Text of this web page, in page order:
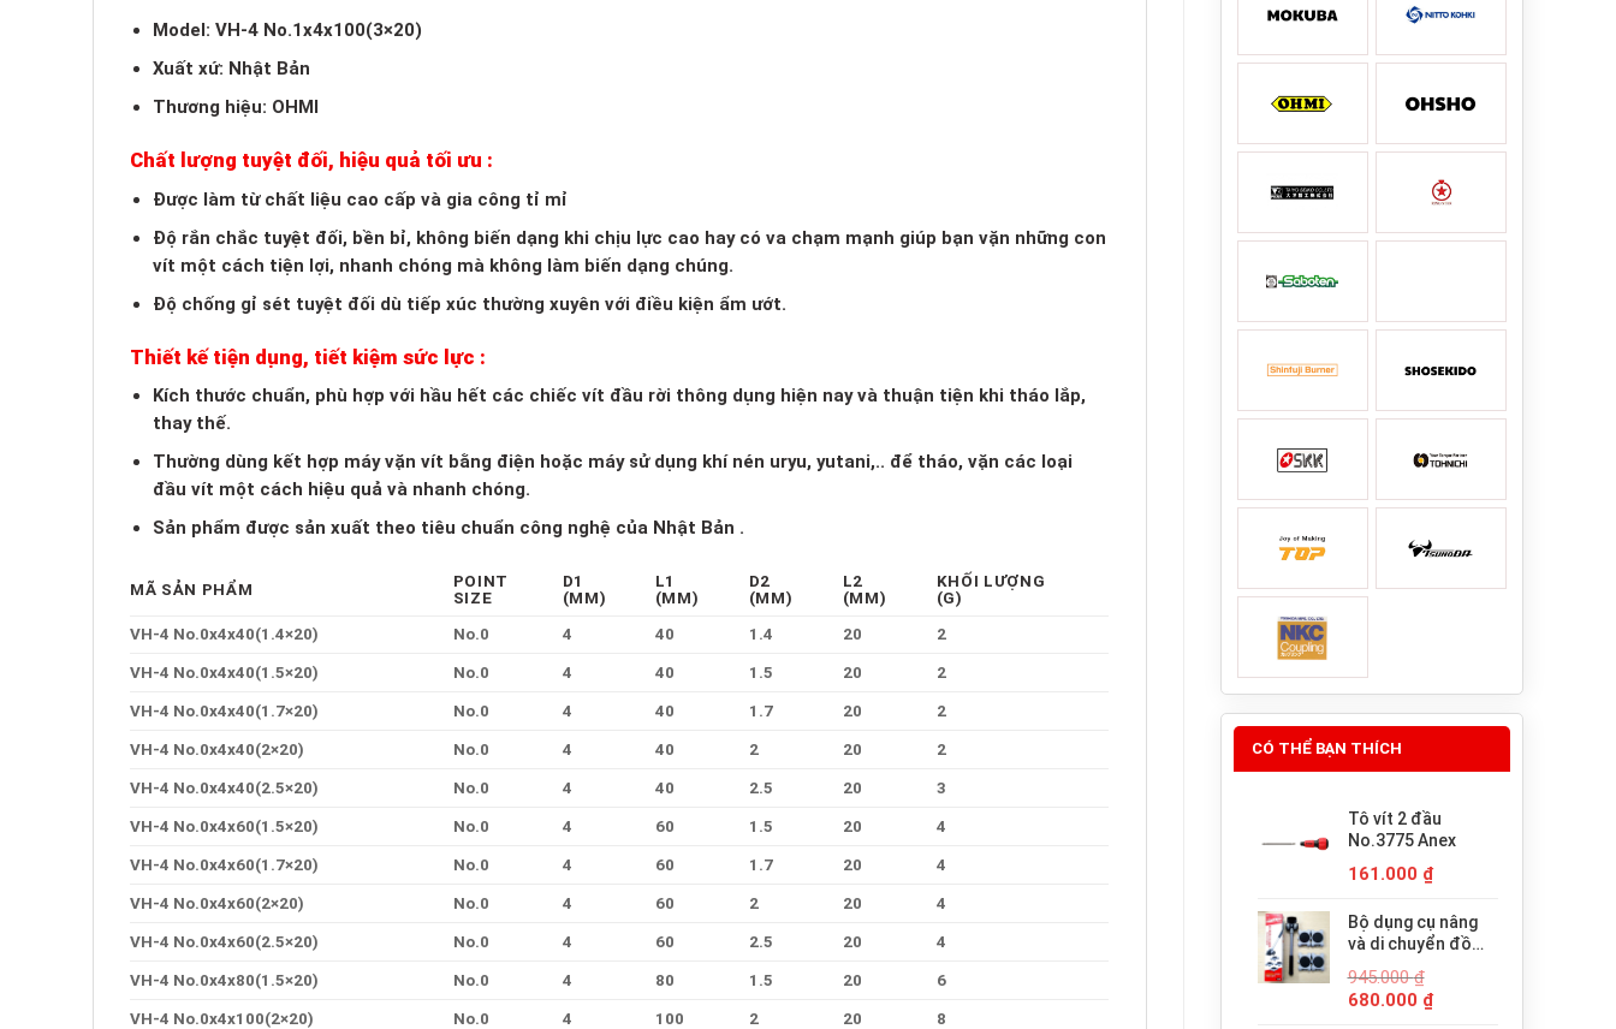
CÓ THỂ BẠN THÍCH
Tô vít 2 đầu
No.3775 Anex
161.000 ₫
Bộ dụng cụ nâng
và di chuyển đồ
minh PICUS LP-
200N
945.000₫
Giá
680.000 ₫Giá
Model: VH-4 No.1x4x100(3×20)
Xuất xứ: Nhật Bản
Thương hiệu: OHMI
Chất lượng tuyệt đối, hiệu quả tối ưu :
Được làm từ chất liệu cao cấp và gia công tỉ mỉ
Độ rắn chắc tuyệt đối, bền bỉ, không biến dạng khi chịu lực cao hay có va chạm mạnh giúp bạn vặn những con
vít một cách tiện lợi, nhanh chóng mà không làm biến dạng chúng.
Độ chống gỉ sét tuyệt đối dù tiếp xúc thường xuyên với điều kiện ẩm ướt.
Thiết kế tiện dụng, tiết kiệm sức lực :
Kích thước chuẩn, phù hợp với hầu hết các chiếc vít đầu rời thông dụng hiện nay và thuận tiện khi tháo lắp,
thay thế.
Thường dùng kết hợp máy vặn vít bằng điện hoặc máy sử dụng khí nén uryu, yutani,.. để tháo, vặn các loại
đầu vít một cách hiệu quả và nhanh chóng.
Sản phẩm được sản xuất theo tiêu chuẩn công nghệ của Nhật Bản .
MÃ SẢN PHẨM
POINT
SIZE
D1
(MM)
L1
(MM)
D2
(MM)
L2
(MM)
KHỐI LƯỢNG
(G)
VH-4 No.0x4x40(1.4×20)
No.0 4 40 1.4 20 2
VH-4 No.0x4x40(1.5×20) No.0 4 40 1.5 20 2
VH-4 No.0x4x40(1.7×20) No.0 4 40 1.7 20 2
VH-4 No.0x4x40(2×20) No.0 4 40 2 20 2
VH-4 No.0x4x40(2.5×20) No.0 4 40 2.5 20 3
VH-4 No.0x4x60(1.5×20) No.0 4 60 1.5 20 4
VH-4 No.0x4x60(1.7×20) No.0 4 60 1.7 20 4
VH-4 No.0x4x60(2×20) No.0 4 60 2 20 4
VH-4 No.0x4x60(2.5×20) No.0 4 60 2.5 20 4
VH-4 No.0x4x80(1.5×20) No.0 4 80 1.5 20 6
VH-4 No.0x4x100(2×20) No.0 4 100 2 20 8